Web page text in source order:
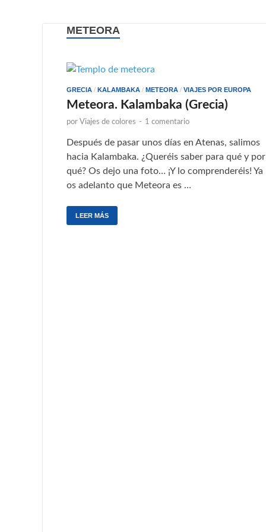
METEORA
GRECIA / KALAMBAKA / METEORA / VIAJES POR EUROPA
Meteora. Kalambaka (Grecia)
por Viajes de colores - 1 comentario
Después de pasar unos días en Atenas, salimos
hacia Kalambaka. ¿Queréis saber para qué y por
qué? Os dejo una foto… ¡Y lo comprenderéis! Ya
os adelanto que Meteora es …
LEER MÁS